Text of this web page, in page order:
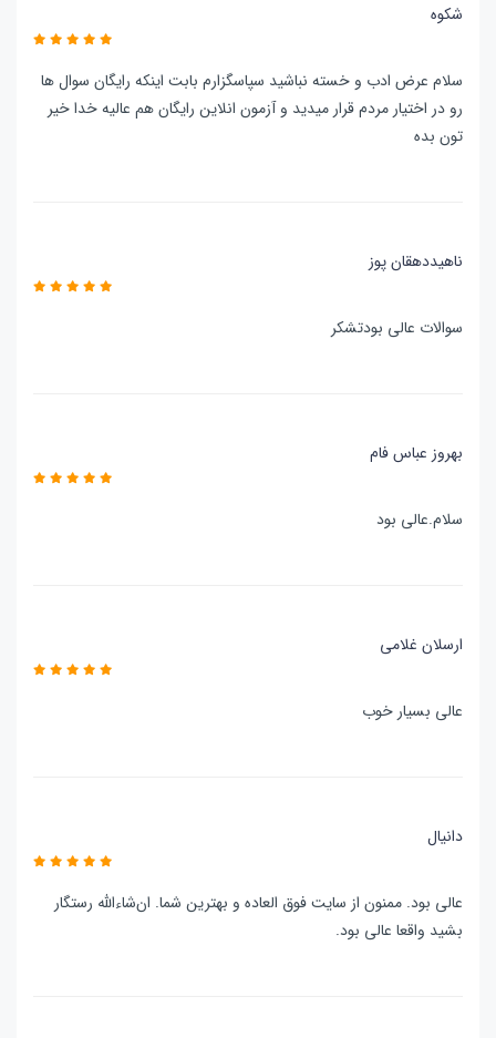
شکوه
سلام عرض ادب و خسته نباشید سپاسگزارم بابت اینکه رایگان سوال ها
رو در اختیار مردم قرار میدید و آزمون انلاین رایگان هم عالیه خدا خیر
تون بده
ناهیددهقان پوز
سوالات عالی بودتشکر
بهروز عباس فام
سلام.عالی بود
ارسلان غلامی
عالی بسیار خوب
دانیال
عالی بود. ممنون از سایت فوق العاده و بهترین شما. ان‌شاءالله رستگار
بشید واقعا عالی بود.